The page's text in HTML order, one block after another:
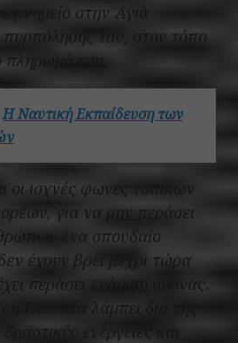
μνημείο στην Αγιά
του, στον τόπο
πλήρωμά του.
Η Ναυτική Εκπαίδευση των
οι ισχνές φωνές τοπικών
για να μην περάσει
ένα σπουδαίο
έχουν βρει μέχρι τώρα
περάσει ενάμιση αιώνας.
η Πολιτεία λάμπει δια της
ενέργειες και